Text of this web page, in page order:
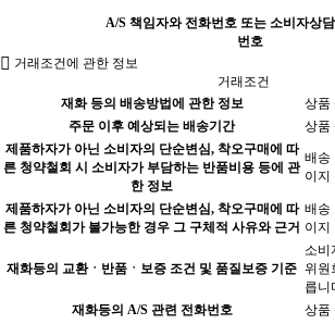
A/S 책임자와 전화번호 또는 소비자상
번호
거래조건에 관한 정보
거래조건
재화 등의 배송방법에 관한 정보
상품
주문 이후 예상되는 배송기간
상품
제품하자가 아닌 소비자의 단순변심, 착오구매에 따
른 청약철회 시 소비자가 부담하는 반품비용 등에 관
한 정보
배송
이지
제품하자가 아닌 소비자의 단순변심, 착오구매에 따
른 청약철회가 불가능한 경우 그 구체적 사유와 근거
배송
이지
재화등의 교환ㆍ반품ㆍ보증 조건 및 품질보증 기준
소비
위원
릅니
재화등의 A/S 관련 전화번호
상품